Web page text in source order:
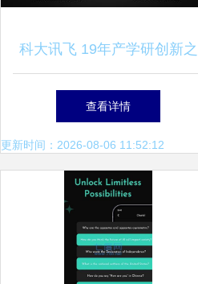
科大讯飞 19年产学研创新之
路的成果与启示
查看详情
更新时间：2026-08-06 11:52:12